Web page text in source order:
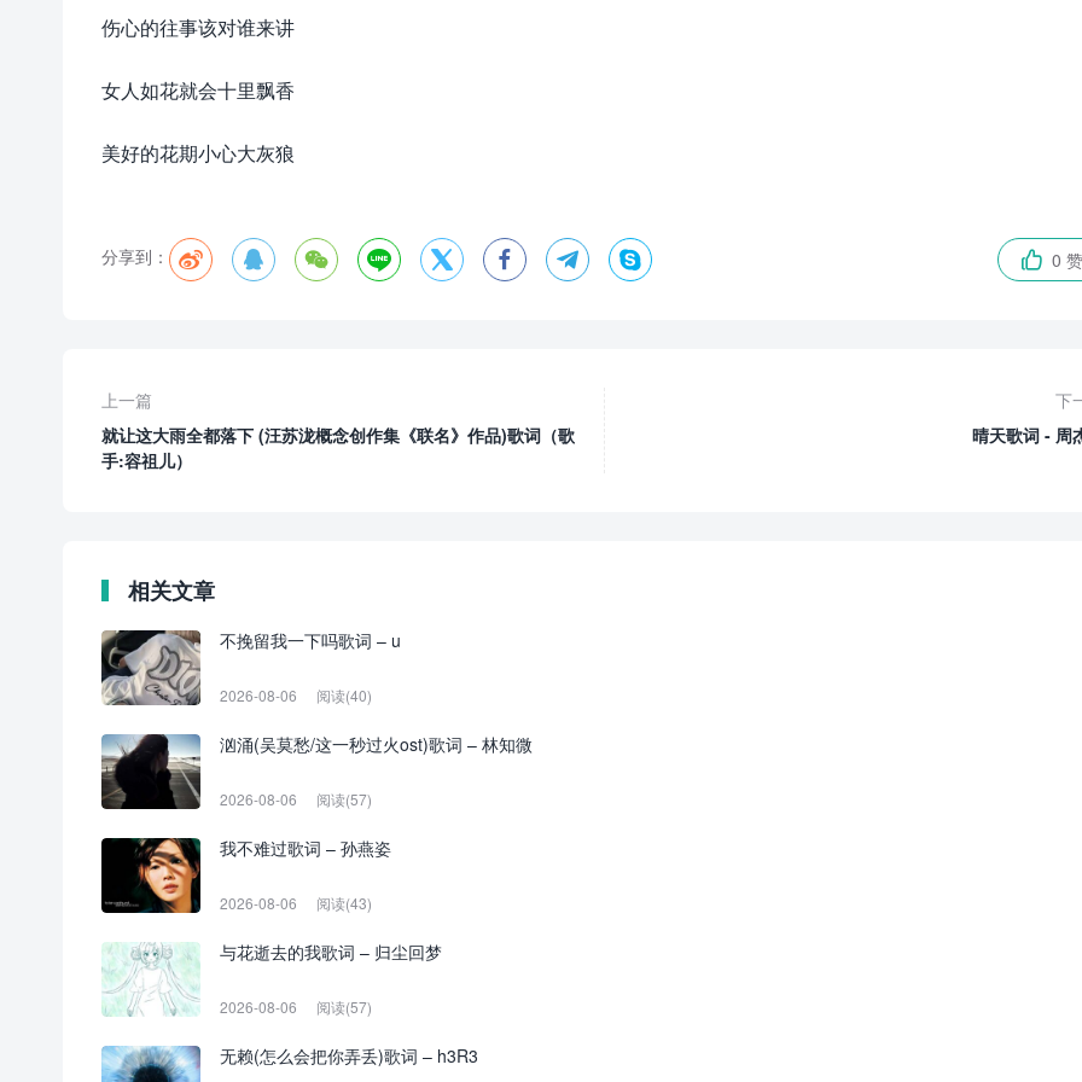
伤心的往事该对谁来讲
女人如花就会十里飘香
美好的花期小心大灰狼
分享到：          0 赞
上一篇
就让这大雨全都落下 (汪苏泷概念创作集《联名》作品)歌词（歌
手:容祖儿）
下
晴天歌词 - 周
相关文章
不挽留我一下吗歌词 – u
2026-08-06 阅读(40)
汹涌(吴莫愁/这一秒过火ost)歌词 – 林知微
2026-08-06 阅读(57)
我不难过歌词 – 孙燕姿
2026-08-06 阅读(43)
与花逝去的我歌词 – 归尘回梦
2026-08-06 阅读(57)
无赖(怎么会把你弄丢)歌词 – h3R3